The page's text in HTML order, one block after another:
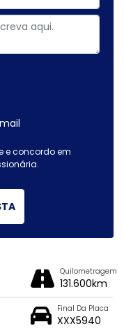
e concordo em
Quilometragem
131.600km
Final Da Placa
XXX5940